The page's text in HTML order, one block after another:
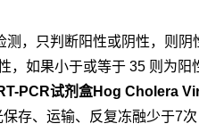
测，只判断阳性或阴性，则
，如果小于或等于 35 则为
PCR试剂盒Hog Cholera
存、运输、反复冻融少于7次